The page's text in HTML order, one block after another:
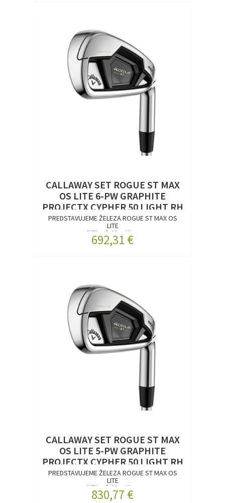
CALLAWAY SET ROGUE ST MAX
OS LITE 6-PW GRAPHITE
PROJECTX CYPHER 50 LIGHT RH
PREDSTAVUJEME ŽELEZA ROGUE ST MAX OS
LITE
Väčšia rýchlosť lop...
692,31 €
CALLAWAY SET ROGUE ST MAX
OS LITE 5-PW GRAPHITE
PROJECTX CYPHER 50 LIGHT RH
PREDSTAVUJEME ŽELEZA ROGUE ST MAX OS
LITE
Väčšia rýchlosť lop...
830,77 €